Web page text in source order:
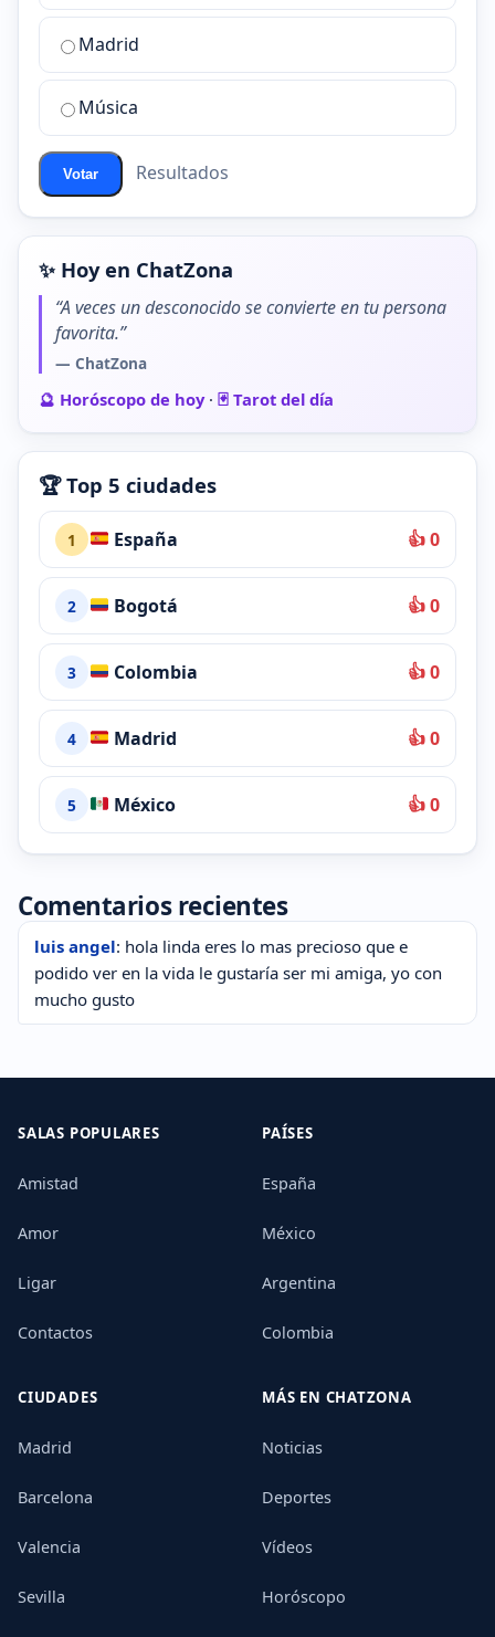
sala
chat
ChatZona?
Madrid
Música
Votar Resultados
✨ Hoy en ChatZona
“A veces un desconocido se convierte en tu persona
favorita.”
— ChatZona
🔮 Horóscopo de hoy· 🃏 Tarot del día
🏆 Top 5 ciudades
1 España 👍 0
2 Bogotá 👍 0
3 Colombia 👍 0
4 Madrid 👍 0
5 México 👍 0
Comentarios recientes
luis angel: hola linda eres lo mas precioso que e
podido ver en la vida le gustaría ser mi amiga, yo con
mucho gusto
SALAS POPULARES
Amistad
Amor
Ligar
Contactos
PAÍSES
España
México
Argentina
Colombia
CIUDADES
Madrid
Barcelona
Valencia
Sevilla
MÁS EN CHATZONA
Noticias
Deportes
Vídeos
Horóscopo